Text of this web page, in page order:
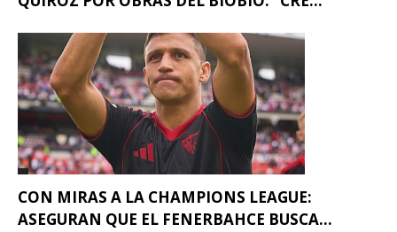
CON MIRAS A LA CHAMPIONS LEAGUE:
ASEGURAN QUE EL FENERBAHCE BUSCA...